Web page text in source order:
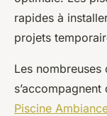
rapides à
projets
Les nombreuses
Piscine